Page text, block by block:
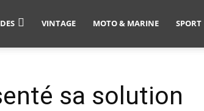
VINTAGE MOTO & MARINE SPORT
sa solution